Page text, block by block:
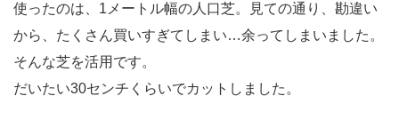
使ったのは、1メートル幅の人口芝。見ての通り、勘違い
から、たくさん買いすぎてしまい…余ってしまいました。
そんな芝を活用です。
だいたい30センチくらいでカットしました。